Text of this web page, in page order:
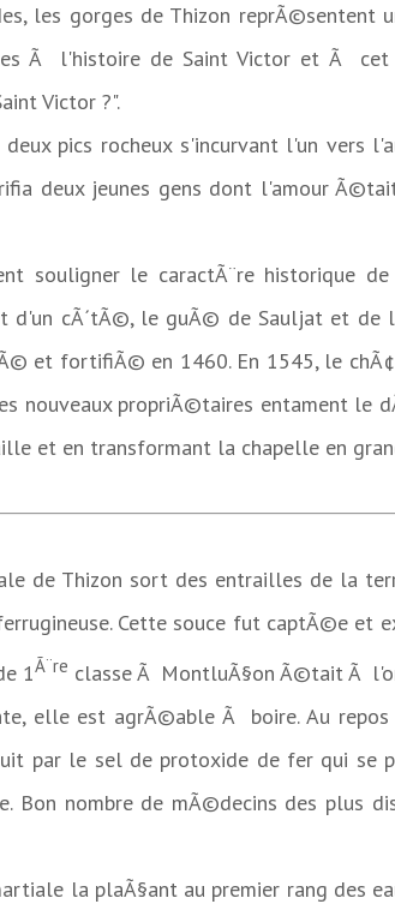
les gorges de Thizon reprÃ©sentent
Ã l'histoire de Saint Victor et Ã
Victor ?".
pics rocheux s'incurvant l'un vers
deux jeunes gens dont l'amour
souligner le caractÃ¨re historique
d'un cÃ´tÃ©, le guÃ© de Sauljat et
et fortifiÃ© en 1460. En 1545, le
nouveaux propriÃ©taires entament le
et en transformant la chapelle en
en
de Thizon sort des entrailles de la
Cette souce fut captÃ©e et
1Ã¨re classe Ã MontluÃ§on Ã©tait Ã
elle est agrÃ©able Ã boire. Au
par le sel de protoxide de fer qui se
Bon nombre de mÃ©decins des plus
la plaÃ§ant au premier rang des